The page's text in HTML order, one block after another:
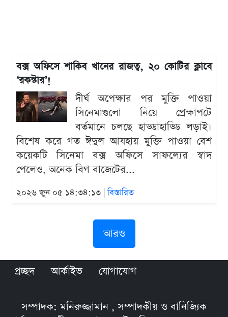
বক্স অফিসে শাকিব খানের রাজত্ব, ২০ কোটির ক্লাবে
‘রকস্টার’!
দীর্ঘ অপেক্ষার পর মুক্তি পাওয়া
সিনেমাগুলো নিয়ে প্রেক্ষাপটে
বর্তমানে চলছে হাড্ডাহাড্ডি লড়াই।
বিশেষ করে গত ঈদুল আযহায় মুক্তি পাওয়া বেশ
কয়েকটি সিনেমা বক্স অফিসে সাফল্যের স্বাদ
পেলেও, অনেক বিগ বাজেটের...
২০২৬ জুন ০৫ ১৪:৩৪:১৩ |বিস্তারিত
আরও
প্রচ্ছদ আর্কাইভ যোগাযোগ
সম্পাদক: মনিরুজ্জামান , সম্পাদকীয় ও বানিজ্যিক